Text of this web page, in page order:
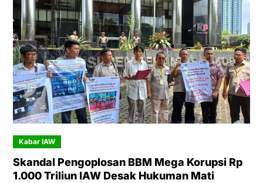
Kabar IAW
Skandal Pengoplosan BBM Mega Korupsi Rp
1.000 Triliun IAW Desak Hukuman Mati